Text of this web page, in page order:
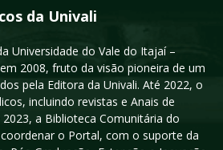
da Univali
Universidade do Vale do Itajaí –
2008, fruto da visão pioneira de um
pela Editora da Univali. Até 2022, o
incluindo revistas e Anais de
a Biblioteca Comunitária do
o Portal, com o suporte da